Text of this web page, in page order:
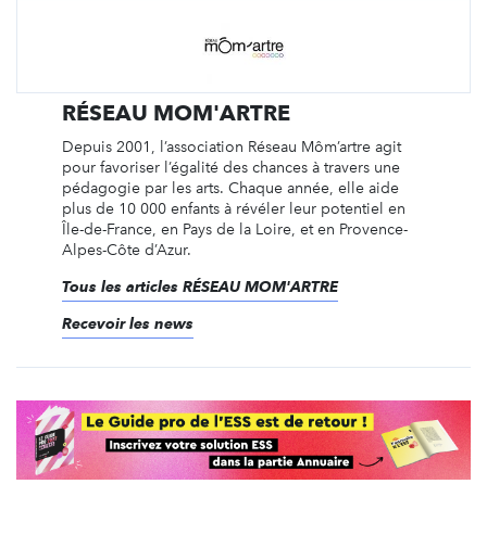
RÉSEAU MOM'ARTRE
Depuis 2001, l’association Réseau Môm’artre agit
pour favoriser l’égalité des chances à travers une
pédagogie par les arts. Chaque année, elle aide
plus de 10 000 enfants à révéler leur potentiel en
Île-de-France, en Pays de la Loire, et en Provence-
Alpes-Côte d’Azur.
Tous les articles RÉSEAU MOM'ARTRE
Recevoir les news